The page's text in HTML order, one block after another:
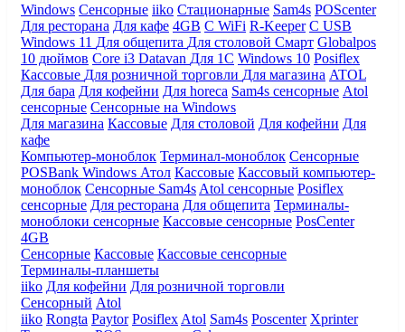
Windows Сенсорные iiko Стационарные Sam4s POScenter
Для ресторана Для кафе 4GB С WiFi R-Keeper С USB
Windows 11 Для общепита Для столовой Смарт Globalpos
10 дюймов Core i3 Datavan Для 1С Windows 10 Posiflex
Кассовые Для розничной торговли Для магазина ATOL
Для бара Для кофейни Для horeca Sam4s сенсорные Atol
сенсорные Сенсорные на Windows
Для магазина Кассовые Для столовой Для кофейни Для
кафе
Компьютер-моноблок Терминал-моноблок Сенсорные
POSBank Windows Атол Кассовые Кассовый компьютер-
моноблок Сенсорные Sam4s Atol сенсорные Posiflex
сенсорные Для ресторана Для общепита Терминалы-
моноблоки сенсорные Кассовые сенсорные PosCenter
4GB
Сенсорные Кассовые Кассовые сенсорные
Терминалы-планшеты
iiko Для кофейни Для розничной торговли
Сенсорный Atol
iiko Rongta Paytor Posiflex Atol Sam4s Poscenter Xprinter